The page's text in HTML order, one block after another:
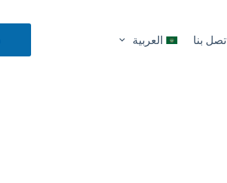
اتصل بنا العربية